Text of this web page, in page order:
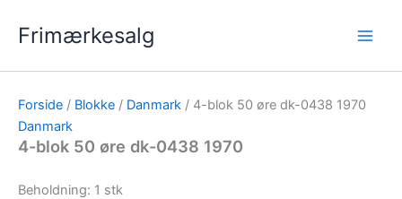
Frimærkesalg
Forside / Blokke / Danmark / 4-blok 50 øre dk-0438 1970
Danmark
4-blok 50 øre dk-0438 1970
Beholdning: 1 stk